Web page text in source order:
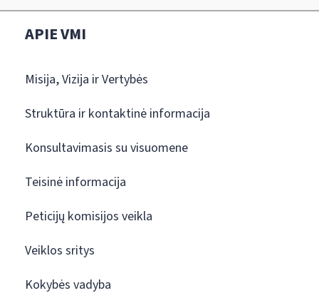
APIE VMI
Misija, Vizija ir Vertybės
Struktūra ir kontaktinė informacija
Konsultavimasis su visuomene
Teisinė informacija
Peticijų komisijos veikla
Veiklos sritys
Kokybės vadyba